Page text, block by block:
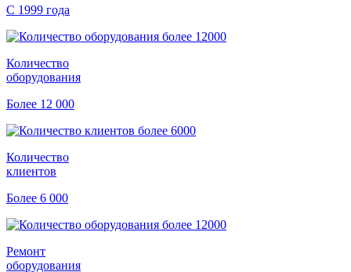
С 1999 года
Количество
оборудования
Более 12 000
Количество
клиентов
Более 6 000
Ремонт
оборудования